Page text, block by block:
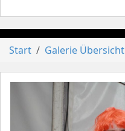
Start Galerie Übersicht